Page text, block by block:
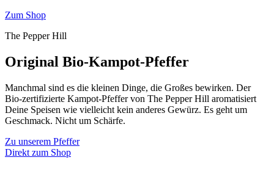
Zum Shop
The Pepper Hill
Original Bio-Kampot-Pfeffer
Manchmal sind es die kleinen Dinge, die Großes bewirken. Der
Bio-zertifizierte Kampot-Pfeffer von The Pepper Hill aromatisiert
Deine Speisen wie vielleicht kein anderes Gewürz. Es geht um
Geschmack. Nicht um Schärfe.
Zu unserem Pfeffer
Direkt zum Shop